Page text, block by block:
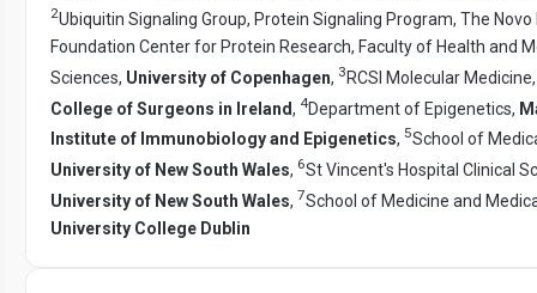
2Ubiquitin Signaling Group, Protein Signaling Program, The Novo
Foundation Center for Protein Research, Faculty of Health and
Sciences, University of Copenhagen, 3 RCSI Molecular
College of Surgeons in Ireland, 4Department of Epigenetics,
Institute of Immunobiology and Epigenetics, 5School of
University of New South Wales, 6St Vincent's Hospital Clinical
University of New South Wales, 7School of Medicine and
University College Dublin